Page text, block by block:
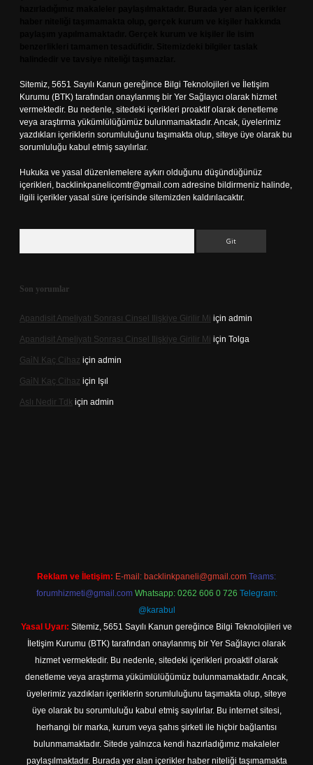
Sitemiz, 5651 Sayılı Kanun gereğince Bilgi Teknolojileri ve İletişim
Kurumu (BTK) tarafından onaylanmış bir Yer Sağlayıcı olarak hizmet
vermektedir. Bu nedenle, sitedeki içerikleri proaktif olarak denetleme
veya araştırma yükümlülüğümüz bulunmamaktadır. Ancak, üyelerimiz
yazdıkları içeriklerin sorumluluğunu taşımakta olup, siteye üye olarak bu
sorumluluğu kabul etmiş sayılırlar.
Hukuka ve yasal düzenlemelere aykırı olduğunu düşündüğünüz
içerikleri, backlinkpanelicomtr@gmail.com adresine bildirmeniz halinde,
ilgili içerikler yasal süre içerisinde sitemizden kaldırılacaktır.
Son yorumlar
Apandisit Ameliyatı Sonrası Cinsel Ilişkiye Girilir Mi için admin
Apandisit Ameliyatı Sonrası Cinsel Ilişkiye Girilir Mi için Tolga
Gai̇N Kaç Cihaz için admin
Gai̇N Kaç Cihaz için Işıl
Aslı Nedir Tdk için admin
Reklam ve İletişim: E-mail: backlinkpaneli@gmail.com Teams:
forumhizmeti@gmail.com Whatsapp: 0262 606 0 726 Telegram:
@karabul
Yasal Uyarı: Sitemiz, 5651 Sayılı Kanun gereğince Bilgi Teknolojileri ve
İletişim Kurumu (BTK) tarafından onaylanmış bir Yer Sağlayıcı olarak
hizmet vermektedir. Bu nedenle, sitedeki içerikleri proaktif olarak
denetleme veya araştırma yükümlülüğümüz bulunmamaktadır. Ancak,
üyelerimiz yazdıkları içeriklerin sorumluluğunu taşımakta olup, siteye
üye olarak bu sorumluluğu kabul etmiş sayılırlar. Bu internet sitesi,
herhangi bir marka, kurum veya şahıs şirketi ile hiçbir bağlantısı
bulunmamaktadır. Sitede yalnızca kendi hazırladığımız makaleler
paylaşılmaktadır. Burada yer alan içerikler haber niteliği taşımamakta